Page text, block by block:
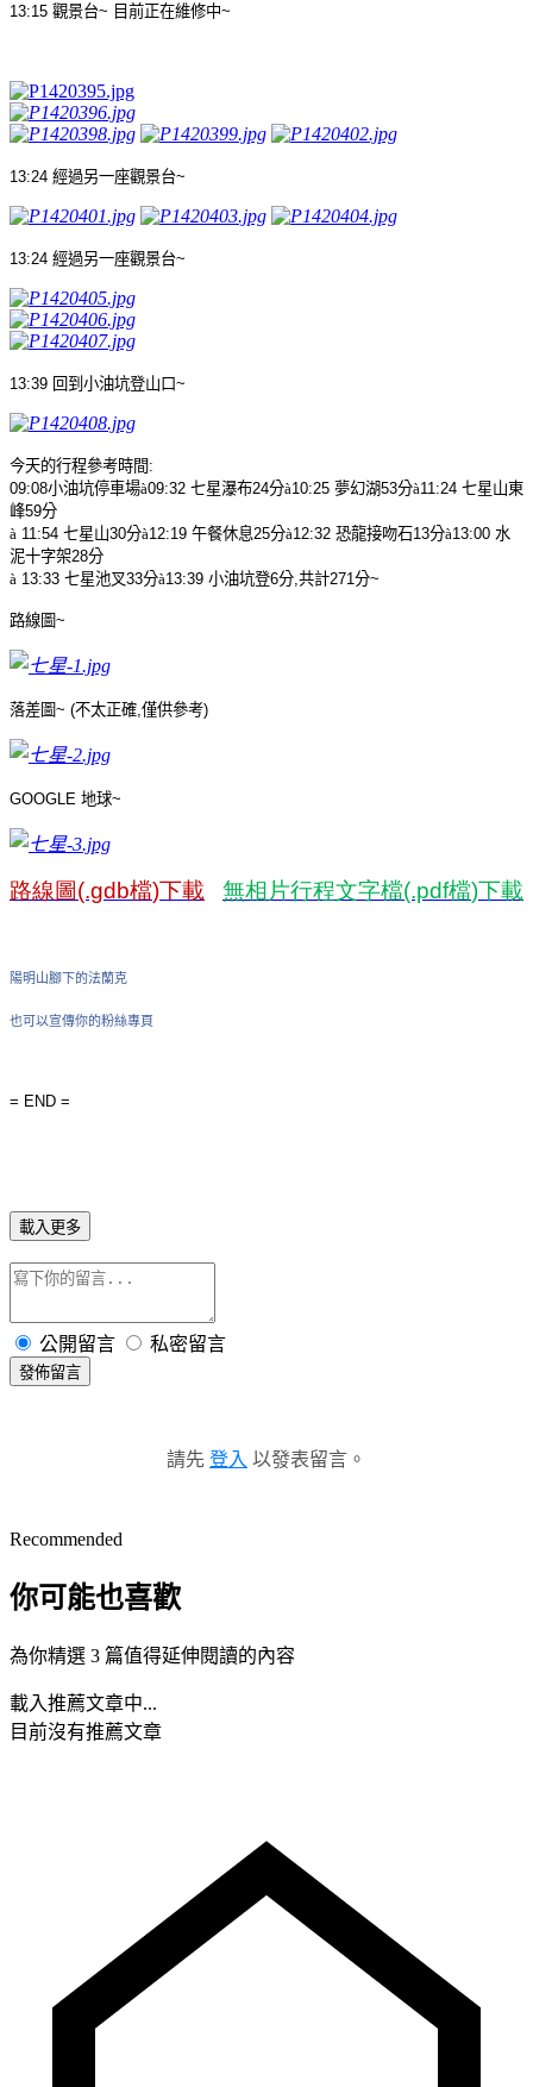
13:15 觀景台~ 目前正在維修中~
13:24 經過另一座觀景台~
13:24 經過另一座觀景台~
13:39 回到小油坑登山口~
今天的行程參考時間:
09:08小油坑停車場à09:32 七星瀑布24分à10:25 夢幻湖53分à11:24 七星山東
峰59分
à 11:54 七星山30分à12:19 午餐休息25分à12:32 恐龍接吻石13分à13:00 水
泥十字架28分
à 13:33 七星池叉33分à13:39 小油坑登6分 共計271 分~
路線圖~
落差圖~ (不太正確 僅供參考)
GOOGLE 地球~
路線圖(.gdb檔)下載 無相片行程文字檔(.pdf檔)下載
陽明山腳下的法蘭克
也可以宣傳你的粉絲專頁
= END =
載入更多
公開留言 私密留言
發佈留言
請先 登入 以發表留言。
Recommended
你可能也喜歡
為你精選 3 篇值得延伸閱讀的內容
載入推薦文章中...
目前沒有推薦文章